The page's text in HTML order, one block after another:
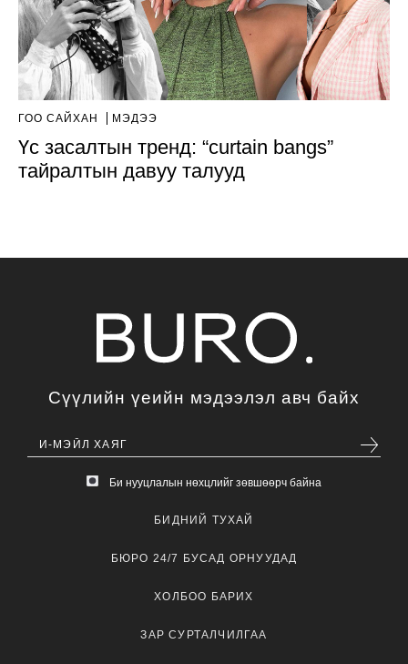
ГОО САЙХАН МЭДЭЭ
Үс засалтын тренд: “curtain bangs”
тайралтын давуу талууд
Сүүлийн үеийн мэдээлэл авч байх
Би нууцлалын нөхцлийг зөвшөөрч байна
БИДНИЙ ТУХАЙ
БЮРО 24/7 БУСАД ОРНУУДАД
ХОЛБОО БАРИХ
ЗАР СУРТАЛЧИЛГАА